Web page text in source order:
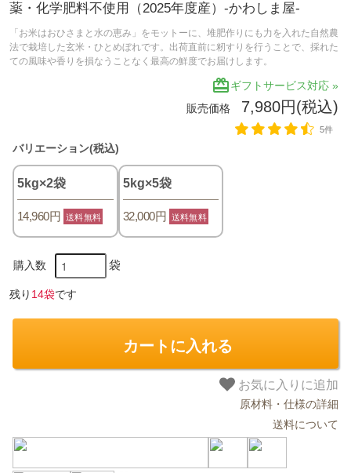
薬・化学肥料不使用（2025年度産）-かわしま屋-
「お米はおひさまと水の恵み」をモットーに、堆肥作りにも力を入れた自然農
法で栽培した玄米・ひとめぼれです。出荷直前に籾すりを行うことで、採れた
ての風味や香りを損なうことなく最高の鮮度でお届けします。
redeemギフトサービス対応 »
販売価格 7,980円(税込)
5件
バリエーション(税込)
5kg×2袋
14,960円 送料無料
5kg×5袋
32,000円 送料無料
購入数 袋
残り 14袋です
カートに入れる
お気に入りに追加
原材料・仕様の詳細
送料について